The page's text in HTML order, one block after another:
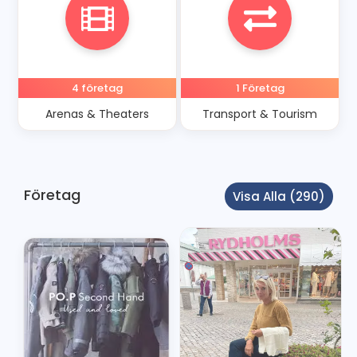
4 företag
Arenas & Theaters
1 Företag
Transport & Tourism
Företag Visa Alla (290)